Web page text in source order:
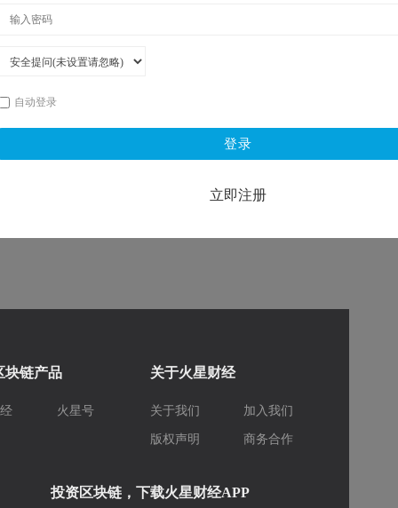
自动登录
登录
立即注册
块链产品
火星号
关于火星财经
关于我们 加入我们
版权声明 商务合作
投资区块链，下载火星财经APP